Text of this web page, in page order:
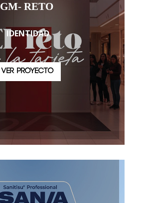
GM- RETO
IDENTIDAD
VER PROYECTO